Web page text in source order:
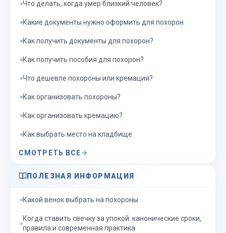
Что делать, когда умер близкий человек?
Какие документы нужно оформить для похорон
Как получить документы для похорон?
Как получить пособия для похорон?
Что дешевле похороны или кремация?
Как организовать похороны?
Как организовать кремацию?
Как выбрать место на кладбище
СМОТРЕТЬ ВСЕ
ПОЛЕЗНАЯ ИНФОРМАЦИЯ
Какой венок выбрать на похороны
Когда ставить свечку за упокой: канонические сроки,
правила и современная практика